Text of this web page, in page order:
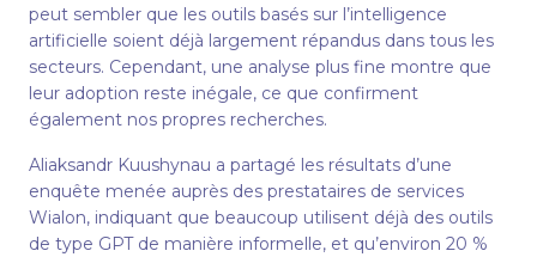
peut sembler que les outils basés sur l’intelligence
artificielle soient déjà largement répandus dans tous les
secteurs. Cependant, une analyse plus fine montre que
leur adoption reste inégale, ce que confirment
également nos propres recherches.
Aliaksandr Kuushynau a partagé les résultats d’une
enquête menée auprès des prestataires de services
Wialon, indiquant que beaucoup utilisent déjà des outils
de type GPT de manière informelle, et qu’environ 20 %